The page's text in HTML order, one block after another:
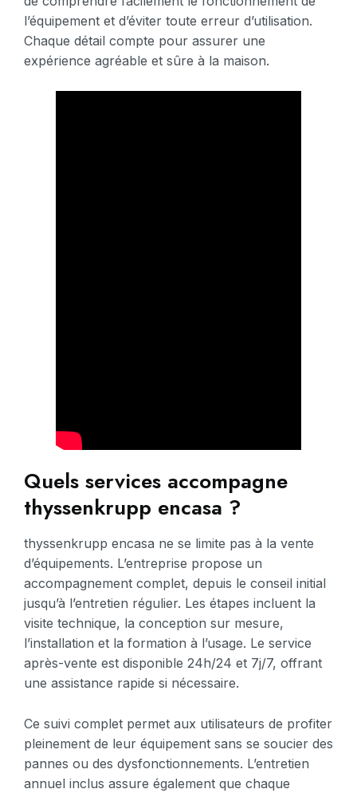
l’équipement et d’éviter toute erreur d’utilisation.
Chaque détail compte pour assurer une
expérience agréable et sûre à la maison.
Quels services accompagne
thyssenkrupp encasa ?
thyssenkrupp encasa ne se limite pas à la vente
d’équipements. L’entreprise propose un
accompagnement complet, depuis le conseil initial
jusqu’à l’entretien régulier. Les étapes incluent la
visite technique, la conception sur mesure,
l’installation et la formation à l’usage. Le service
après-vente est disponible 24h/24 et 7j/7, offrant
une assistance rapide si nécessaire.
Ce suivi complet permet aux utilisateurs de profiter
pleinement de leur équipement sans se soucier des
pannes ou des dysfonctionnements. L’entretien
annuel inclus assure également que chaque